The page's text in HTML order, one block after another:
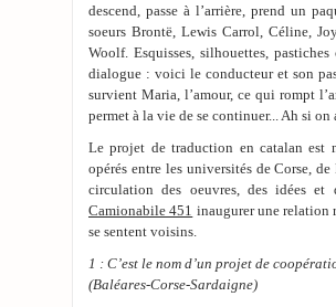
descend, passe à l’arrière, prend un
soeurs Brontë, Lewis Carrol, Céline,
Woolf. Esquisses, silhouettes,
dialogue : voici le conducteur et son
survient Maria, l’amour, ce qui rompt
permet à la vie de se continuer... Ah si
Le projet de traduction en catalan est
opérés entre les universités de Corse,
circulation des oeuvres, des idées et
Camionabile 451 inaugurer une relation
se sentent voisins.
1 : C’est le nom d’un projet de
(Baléares-Corse-Sardaigne)